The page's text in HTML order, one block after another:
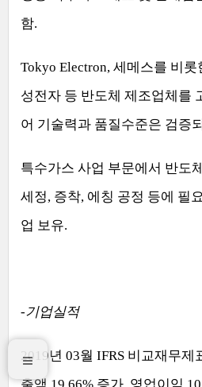
함.
Tokyo Electron, 세메스를 비롯
성전자 등 반도체 제조업체를
어 기술력과 품질수준은 검증
특수가스 사업 부문에서 반도
세정, 증착, 에칭 공정 등에 필
업 보유.
-기업실적
2019년 03월 IFRS 비교재무제